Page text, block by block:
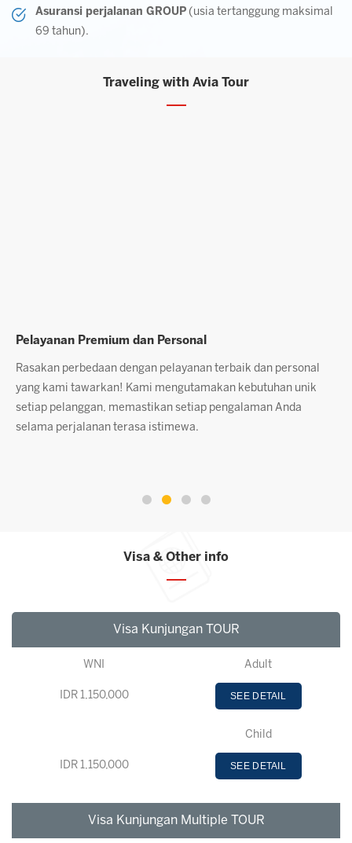
Asuransi perjalanan GROUP (usia tertanggung maksimal
69 tahun).
Traveling with Avia Tour
Pelayanan Premium dan Personal
Rasakan perbedaan dengan pelayanan terbaik dan personal
yang kami tawarkan! Kami mengutamakan kebutuhan unik
setiap pelanggan, memastikan setiap pengalaman Anda
selama perjalanan terasa istimewa.
Visa & Other info
Visa Kunjungan TOUR
WNI Adult
IDR 1,150,000 SEE DETAIL
Child
IDR 1,150,000 SEE DETAIL
Visa Kunjungan Multiple TOUR